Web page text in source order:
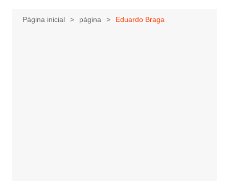
Página inicial página Eduardo Braga